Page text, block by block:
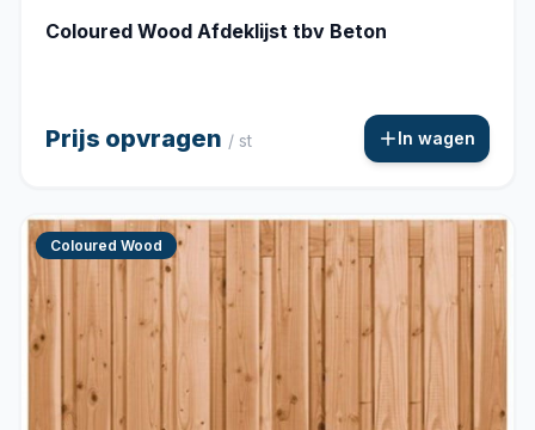
Coloured Wood Afdeklijst tbv Beton
Prijs opvragen / st In wagen
Coloured Wood